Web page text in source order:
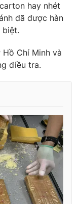
thao
bằng AI
hay nhét
đã được hàn
biệt.
Chí Minh và
điều tra.